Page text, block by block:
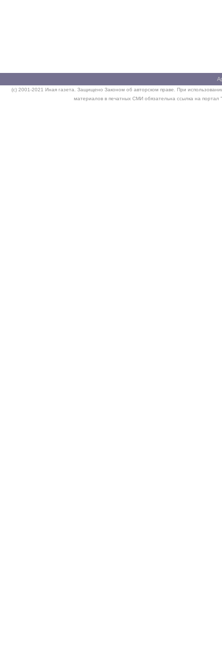
(c) 2001-2021 Иная газета. Защищено Законом об авторском праве. При
материалов в печатных СМИ обязательна ссылка на